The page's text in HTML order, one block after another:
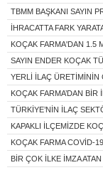
TBMM BAŞKANI SAYIN
İHRACATTA FARK
KOÇAK FARMA'DAN 1.5
SAYIN ENDER KOÇAK
YERLİ İLAÇ ÜRETİMİNİN
KOÇAK FARMA’DAN BİR
TÜRKİYE’NİN İLAÇ
KAPAKLI İLÇEMİZDE
KOÇAK FARMA COVİD-
BİR ÇOK İLKE İMZA ATAN